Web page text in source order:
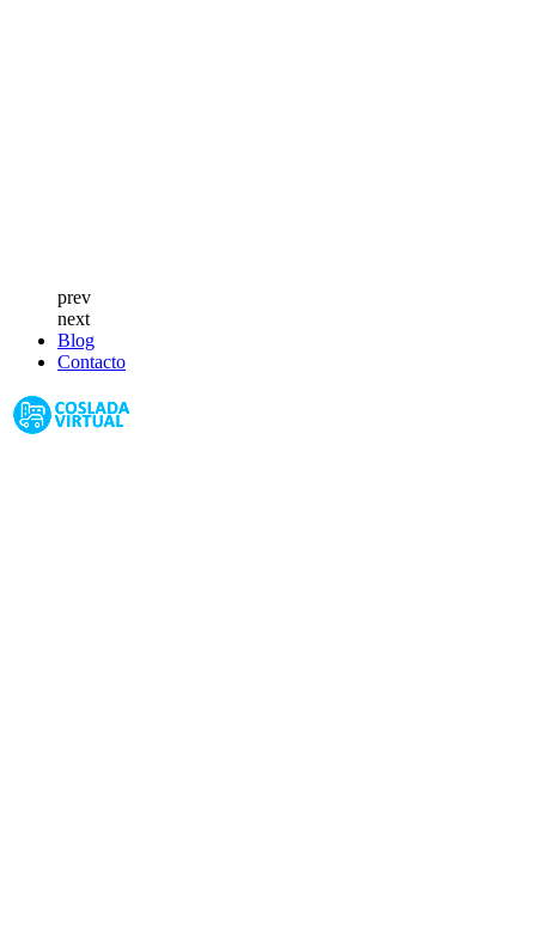
prev
next
Blog
Contacto